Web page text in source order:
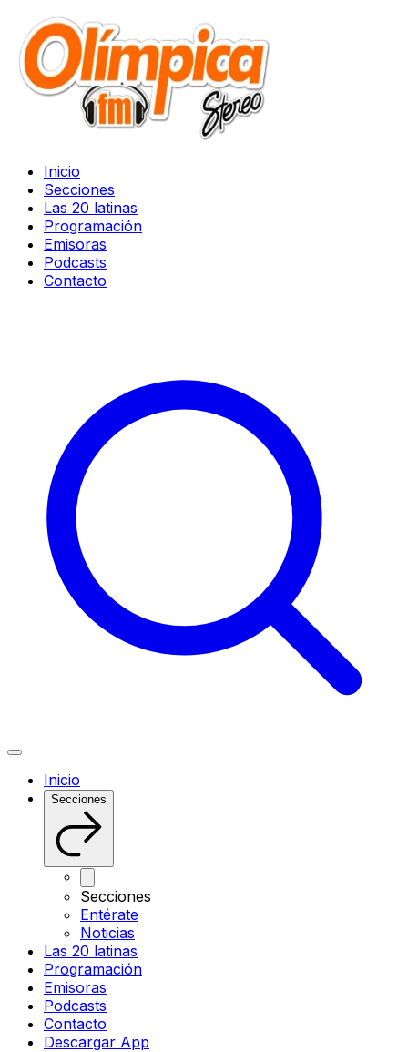
Inicio
Secciones
Las 20 latinas
Programación
Emisoras
Podcasts
Contacto
Inicio
Secciones
Secciones
Entérate
Noticias
Las 20 latinas
Programación
Emisoras
Podcasts
Contacto
Descargar App